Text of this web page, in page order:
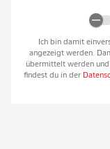
Ich bin damit
angezeigt werden.
übermittelt werden und
findest du in der